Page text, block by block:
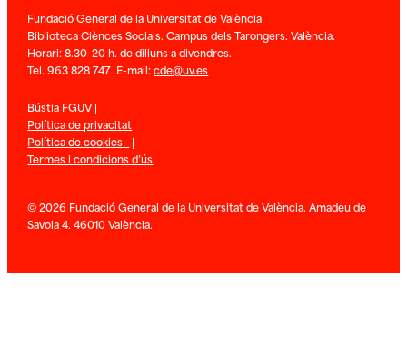
Fundació General de la Universitat de València
Biblioteca Ciènces Socials. Campus dels Tarongers. València.
Horari: 8.30-20 h. de dilluns a divendres.
Tel. 963 828 747 E-mail:cde@uv.es
Bústia FGUV|
Política de privacitat
Política de cookies |
Termes i condicions d’ús
© 2026 Fundació General de la Universitat de València. Amadeu de
Savoia 4. 46010 València.